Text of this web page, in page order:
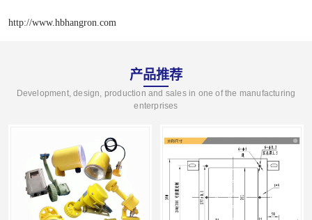
http://www.hbhangron.com
产品推荐
Development, design, production and sales in one of the manufacturing
enterprises